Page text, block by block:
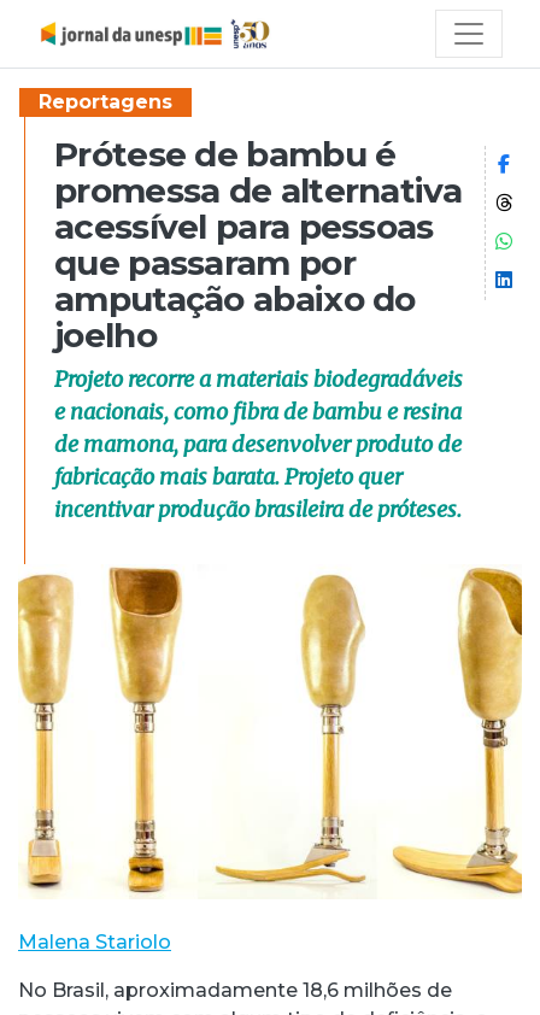
Reportagens
Prótese de bambu é
promessa de alternativa
acessível para pessoas
que passaram por
amputação abaixo do
joelho
Projeto recorre a materiais biodegradáveis
e nacionais, como fibra de bambu e resina
de mamona, para desenvolver produto de
fabricação mais barata. Projeto quer
incentivar produção brasileira de próteses.
Malena Stariolo
No Brasil, aproximadamente 18,6 milhões de